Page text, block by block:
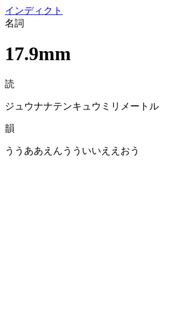
インディクト
名詞
17.9mm
読
ジュウナナテンキュウミリメートル
韻
ううああえんうういいええおう